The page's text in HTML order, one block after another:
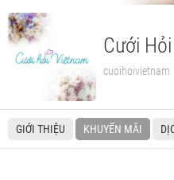
Cưới
cuoihoivietnam
GIỚI THIỆU KHUYẾN MÃI